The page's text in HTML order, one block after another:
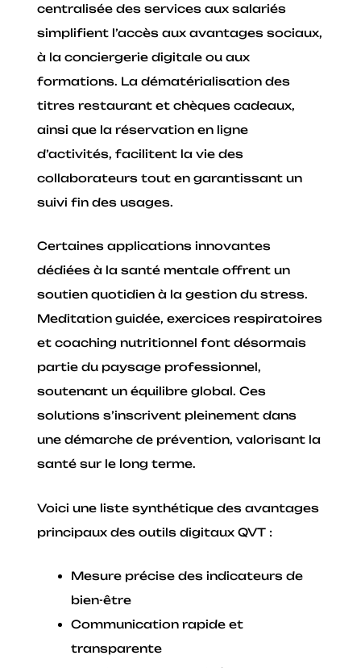
centralisée des services aux salariés
simplifient l’accès aux avantages sociaux,
à la conciergerie digitale ou aux
formations. La dématérialisation des
titres restaurant et chèques cadeaux,
ainsi que la réservation en ligne
d’activités, facilitent la vie des
collaborateurs tout en garantissant un
suivi fin des usages.
Certaines applications innovantes
dédiées à la santé mentale offrent un
soutien quotidien à la gestion du stress.
Meditation guidée, exercices respiratoires
et coaching nutritionnel font désormais
partie du paysage professionnel,
soutenant un équilibre global. Ces
solutions s’inscrivent pleinement dans
une démarche de prévention, valorisant la
santé sur le long terme.
Voici une liste synthétique des avantages
principaux des outils digitaux QVT :
Mesure précise des indicateurs de
bien-être
Communication rapide et
transparente